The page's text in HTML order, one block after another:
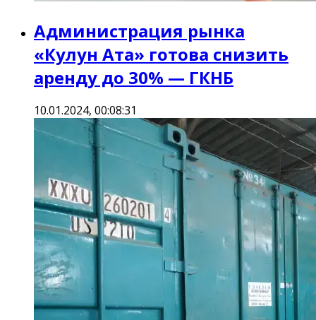
Администрация рынка
«Кулун Ата» готова снизить
аренду до 30% — ГКНБ
10.01.2024, 00:08:31